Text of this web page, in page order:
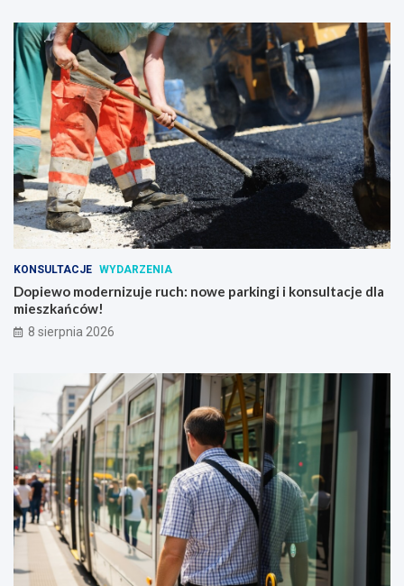
KONSULTACJE WYDARZENIA
Dopiewo modernizuje ruch: nowe parkingi i konsultacje dla
mieszkańców!
8 sierpnia 2026